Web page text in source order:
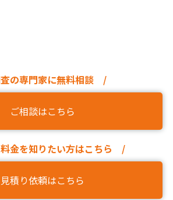
の専門家に無料相談 /
ご相談はこちら
金を知りたい方はこちら /
見積り依頼はこちら